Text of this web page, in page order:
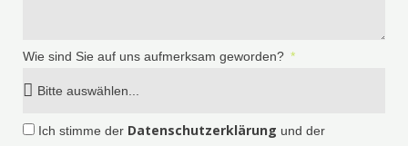
Wie sind Sie auf uns aufmerksam geworden?
Ich stimme der Datenschutzerklärung und der